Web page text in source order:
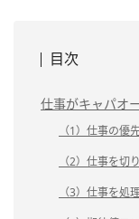
目次
仕事がキャパオ
（1）仕事の優
（2）仕事を切
（3）仕事を処